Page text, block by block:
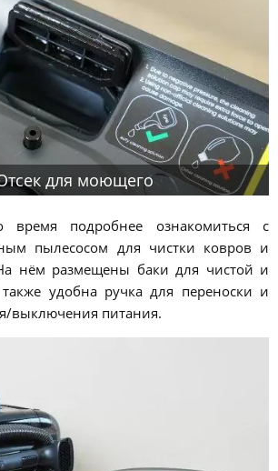
для моющего
время подробнее ознакомиться с
пылесосом для чистки ковров и
нём размещены баки для чистой и
удобна ручка для переноски и
выключения питания.